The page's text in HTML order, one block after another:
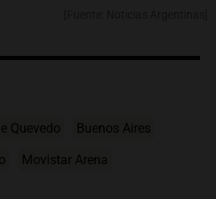
Quevedo Buenos Aires
Movistar Arena